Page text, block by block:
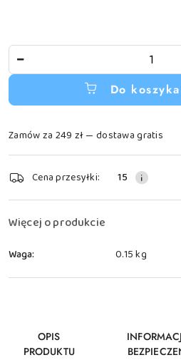
Do koszyka
Zamów za 249 zł — dostawa gratis
i
dostawa
Cena przesyłki: 15
Więcej o produkcie
Waga: 0.15 kg
OPIS
PRODUKTU